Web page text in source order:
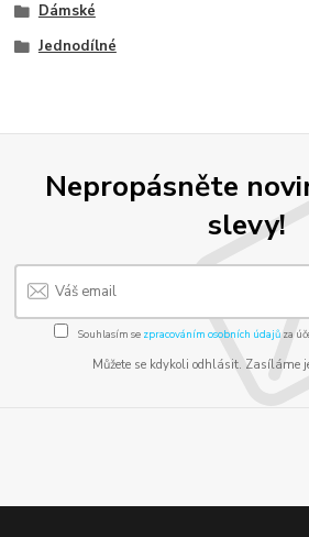
Dámské
Jednodílné
Nepropásněte
slevy!
Souhlasím se zpracováním osobních údajůza
Můžete se kdykoli odhlásit. Zasíláme